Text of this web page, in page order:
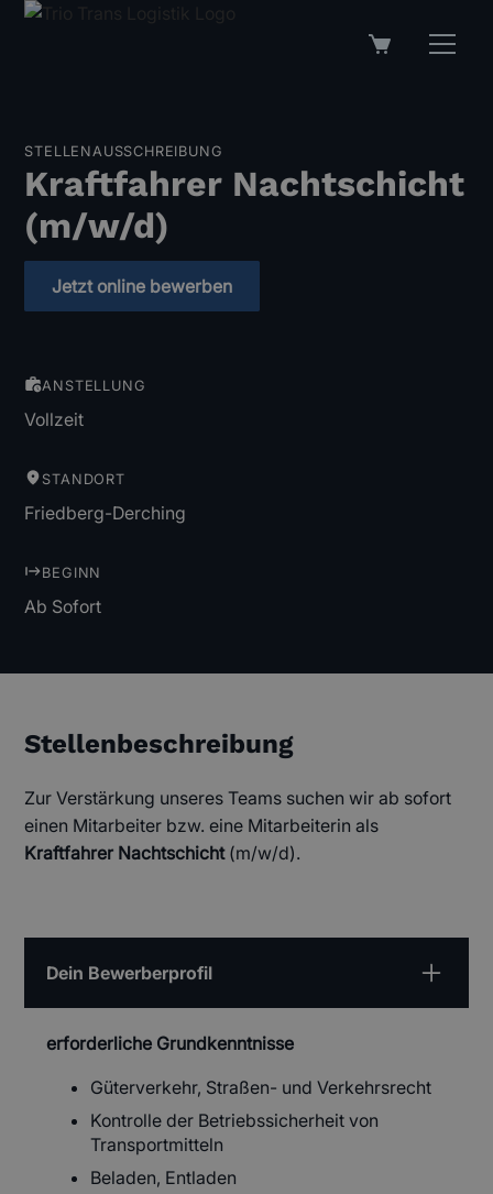
STELLENAUSSCHREIBUNG
Kraftfahrer Nachtschicht
(m/w/d)
Jetzt online bewerben
ANSTELLUNG
Vollzeit
STANDORT
Friedberg-Derching
BEGINN
Ab Sofort
Stellenbeschreibung
Zur Verstärkung unseres Teams suchen wir ab sofort
einen Mitarbeiter bzw. eine Mitarbeiterin als
Kraftfahrer Nachtschicht(m/w/d).
Dein Bewerberprofil
erforderliche Grundkenntnisse
Güterverkehr, Straßen- und Verkehrsrecht
Kontrolle der Betriebssicherheit von
Transportmitteln
Beladen, Entladen